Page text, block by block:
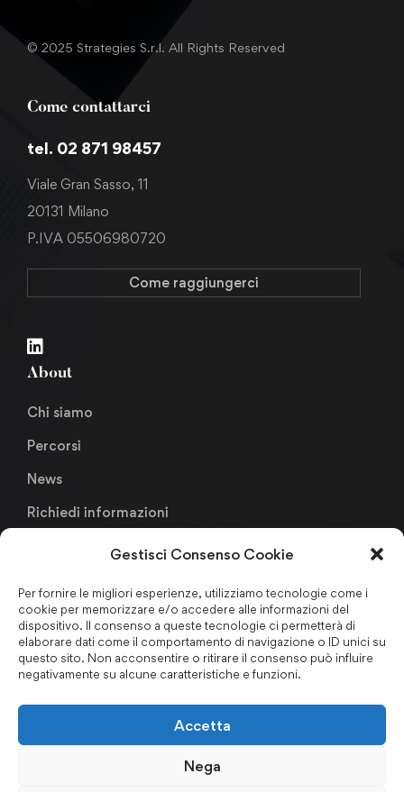
Gestisci Consenso Cookie
Per fornire le migliori esperienze, utilizziamo tecnologie come i
cookie per memorizzare e/o accedere alle informazioni del
dispositivo. Il consenso a queste tecnologie ci permetterà di
elaborare dati come il comportamento di navigazione o ID unici su
questo sito. Non acconsentire o ritirare il consenso può influire
negativamente su alcune caratteristiche e funzioni.
Accetta
Nega
© 2025 Strategies S.r.l. All Rights Reserved
Come contattarci
tel. 02 871 98457
Viale Gran Sasso, 11
20131 Milano
P.IVA 05506980720
Come raggiungerci
About
Chi siamo
Percorsi
News
Richiedi informazioni
Metodologia Didattica
Faculty & Staffs
Formazione finanziata
Forum Nazionale Antiriciclaggio